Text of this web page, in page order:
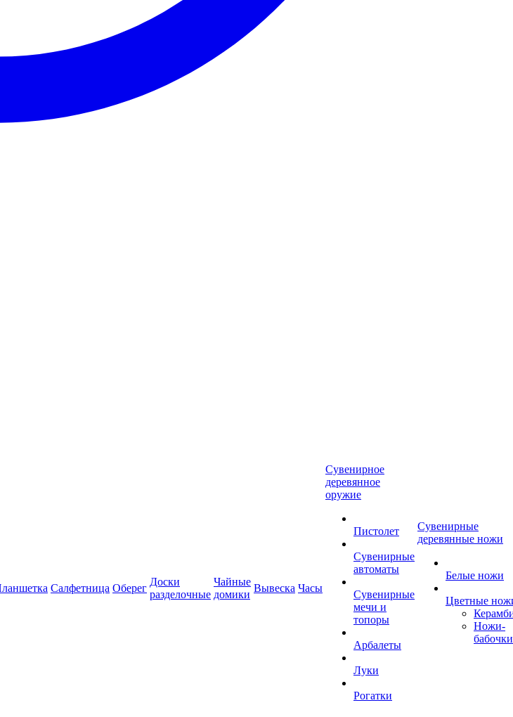
Салфетница Оберег
Доски
разделочные
Чайные
домики
Вывеска Часы
Сувенирное
деревянное
оружие
Пистолет
Сувенирные
автоматы
Сувенирные
мечи и
топоры
Арбалеты
Луки
Рогатки
Сувенирные
деревянные ножи
Белые ножи
Цветные
Ножи-
бабочки